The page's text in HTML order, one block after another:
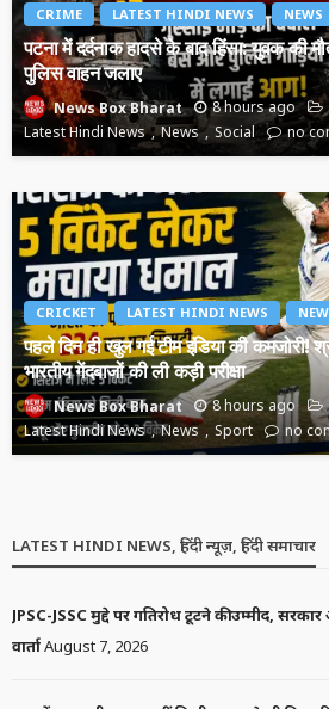
CRIME LATEST HINDI NEWS NEWS
पटना में दर्दनाक हादसे के बाद हिंसा: युवक की
पुलिस वाहन जलाए
News Box Bharat 8 hours ago
Latest Hindi News
News Social no
CRICKET LATEST HINDI NEWS
पहले दिन ही खुल गई टीम इंडिया की कमजोरी!
भारतीय गेंदबाजों की ली कड़ी परीक्षा
News Box Bharat 8 hours ago
Latest Hindi News
News Sport no
LATEST HINDI NEWS, हिंदी न्यूज़, हिंदी समाचार
JPSC-JSSC मुद्दे पर गतिरोध टूटने की उम्मीद,
वार्ताAugust 7, 2026